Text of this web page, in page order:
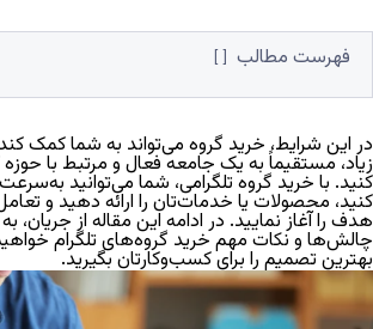
فهرست مطالب
در این شرایط، خرید گروه می‌تواند به شما کمک
زیاد، مستقیماً به یک جامعه فعال و مرتبط با
کنید. با خرید گروه تلگرامی، شما می‌توانید
کنید، محصولات یا خدمات‌تان را ارائه دهید و
هدف را آغاز نمایید. در ادامه این مقاله ازجریان،
چالش‌ها و نکات مهم خرید گروه‌های تلگرام
بهترین تصمیم را برای کسب‌وکارتان بگیرید.